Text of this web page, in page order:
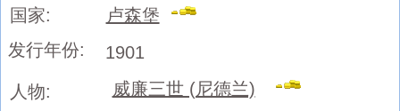
国家:
卢森堡
发行年份:
1901
人物:
威廉三世 (尼德兰)